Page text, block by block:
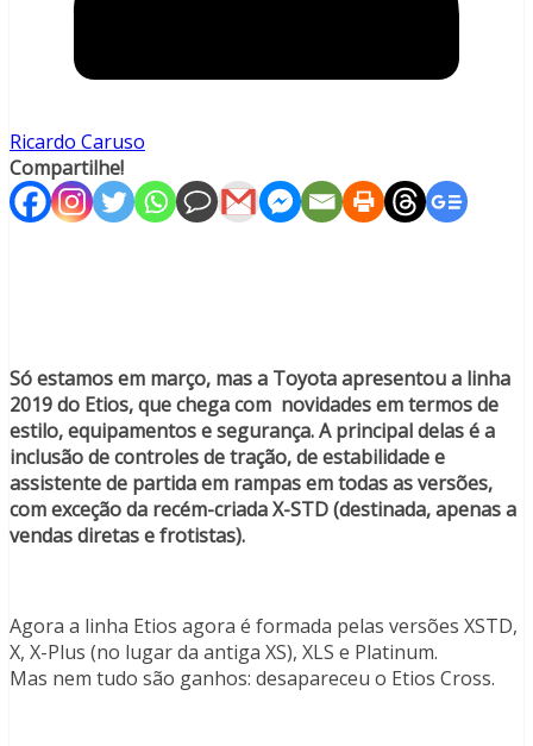
Ricardo Caruso
Compartilhe!
Só estamos em março, mas a Toyota apresentou a linha
2019 do Etios, que chega com novidades em termos de
estilo, equipamentos e segurança. A principal delas é a
inclusão de controles de tração, de estabilidade e
assistente de partida em rampas em todas as versões,
com exceção da recém-criada X-STD (destinada, apenas a
vendas diretas e frotistas).
Agora a linha Etios agora é formada pelas versões XSTD,
X, X-Plus (no lugar da antiga XS), XLS e Platinum.
Mas nem tudo são ganhos: desapareceu o Etios Cross.